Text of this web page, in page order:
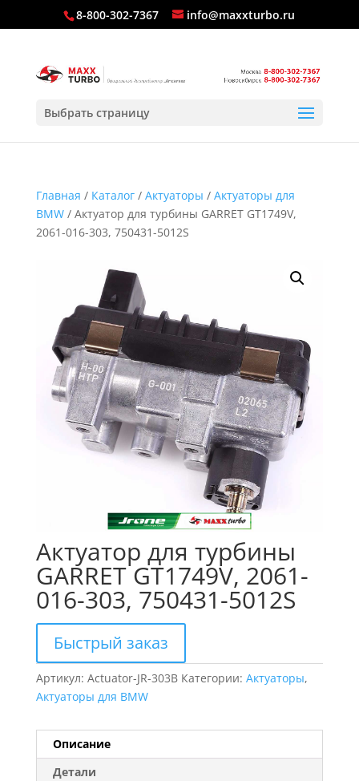
8-800-302-7367 info@maxxturbo.ru
Выбрать страницу
Главная / Каталог/ Актуаторы / Актуаторы для
BMW/ Актуатор для турбины GARRET GT1749V,
2061-016-303, 750431-5012S
Актуатор для турбины
GARRET GT1749V, 2061-
016-303, 750431-5012S
Быстрый заказ
Артикул: Actuator-JR-303B Категории: Актуаторы,
Актуаторы для BMW
Описание
Детали